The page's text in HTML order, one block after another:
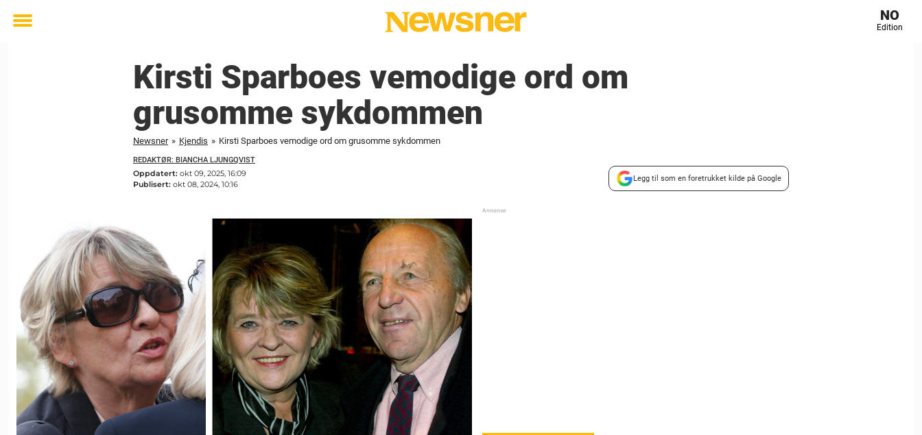
Toggle
NO
Edition
Kirsti Sparboes vemodige ord om
grusomme sykdommen
Newsner » Kjendis » Kirsti Sparboes vemodige ord om grusomme sykdommen
REDAKTØR: BIANCHA LJUNGQVIST
Oppdatert: okt 09, 2025, 16:09
Publisert: okt 08, 2024, 10:16
Legg til som en foretrukket kilde på Google